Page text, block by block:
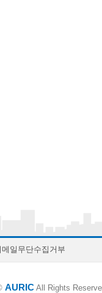
메일무단수집거부
AURIC All Rights